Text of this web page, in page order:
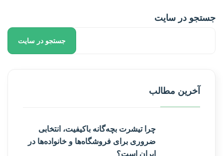
جستجو در سایت
جستجو در سایت
آخرین مطالب
چرا تیشرت بچه‌گانه باکیفیت، انتخابی
ضروری برای فروشگاه‌ها و خانواده‌ها در
ایران است؟